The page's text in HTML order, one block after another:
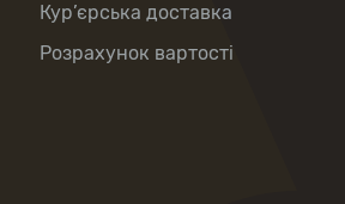
Кур’єрська доставка
Розрахунок вартості